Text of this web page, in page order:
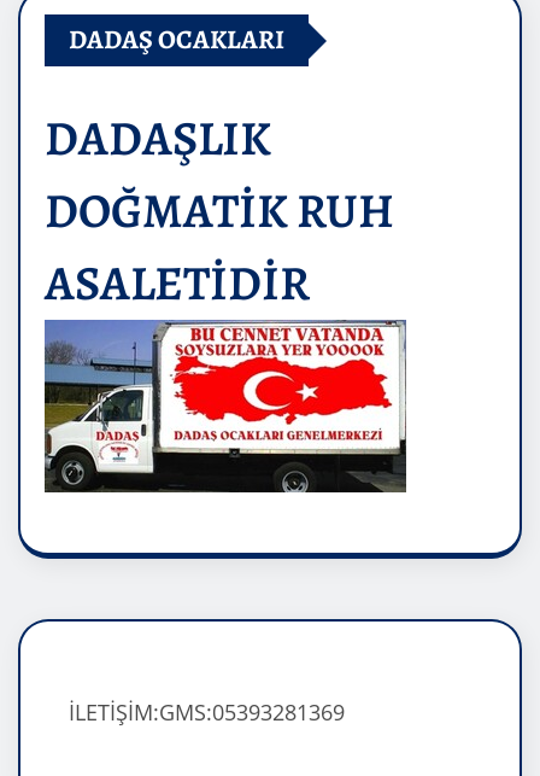
DADAŞ OCAKLARI
DADAŞLIK
DOĞMATİK RUH
ASALETİDİR
İLETİŞİM:GMS:05393281369